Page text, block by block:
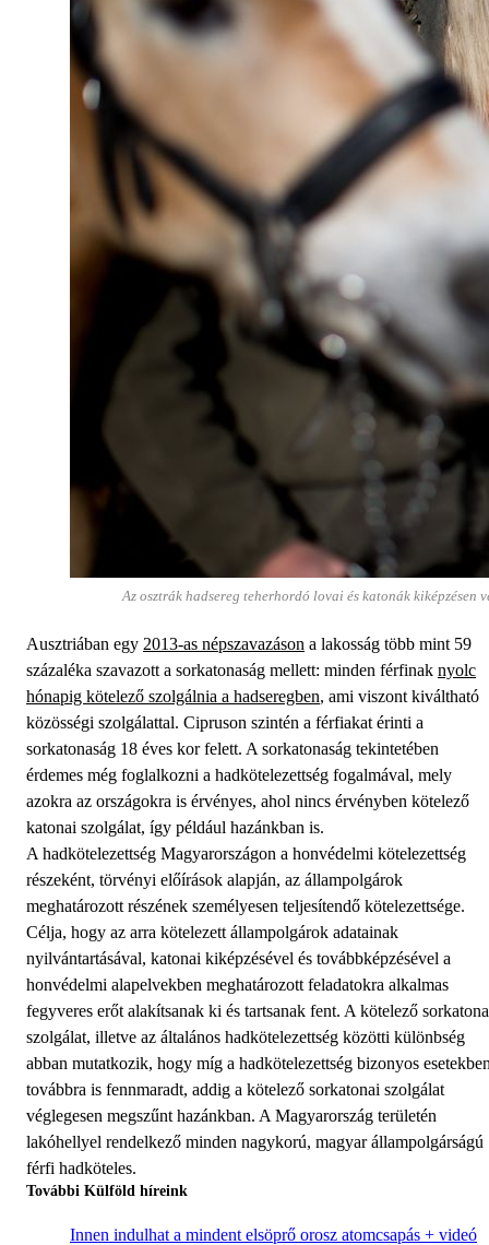
Az osztrák hadsereg teherhordó lovai és katonák
Ausztriában egy 2013-as népszavazáson a lakosság több mint 59
százaléka szavazott a sorkatonaság mellett: minden férfinak nyolc
hónapig kötelező szolgálnia a hadseregben, ami viszont kiváltható
közösségi szolgálattal. Cipruson szintén a férfiakat érinti a
sorkatonaság 18 éves kor felett. A sorkatonaság tekintetében
érdemes még foglalkozni a hadkötelezettség fogalmával, mely
azokra az országokra is érvényes, ahol nincs érvényben kötelező
katonai szolgálat, így például hazánkban is.
A hadkötelezettség Magyarországon a honvédelmi kötelezettség
részeként, törvényi előírások alapján, az állampolgárok
meghatározott részének személyesen teljesítendő kötelezettsége.
Célja, hogy az arra kötelezett állampolgárok adatainak
nyilvántartásával, katonai kiképzésével és továbbképzésével a
honvédelmi alapelvekben meghatározott feladatokra alkalmas
fegyveres erőt alakítsanak ki és tartsanak fent. A kötelező
szolgálat, illetve az általános hadkötelezettség közötti különbség
abban mutatkozik, hogy míg a hadkötelezettség bizonyos
továbbra is fennmaradt, addig a kötelező sorkatonai szolgálat
véglegesen megszűnt hazánkban. A Magyarország területén
lakóhellyel rendelkező minden nagykorú, magyar állampolgárságú
férfi hadköteles.
További Külföld híreink
Innen indulhat a mindent elsöprő orosz atomcsapás + videó